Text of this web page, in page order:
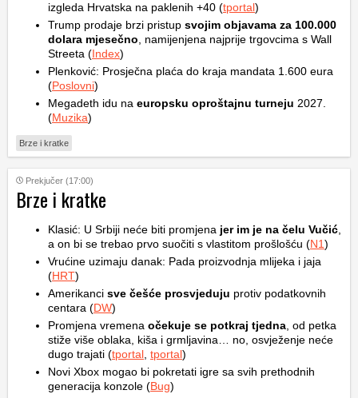
izgleda Hrvatska na paklenih +40 (tportal)
Trump prodaje brzi pristup svojim objavama za 100.000
dolara mjesečno , namijenjena najprije trgovcima s Wall
Streeta (Index)
Plenković: Prosječna plaća do kraja mandata 1.600 eura
(Poslovni)
Megadeth idu na europsku oproštajnu turneju 2027.
(Muzika)
Brze i kratke
Prekjučer (17:00)
Brze i kratke
Klasić: U Srbiji neće biti promjena jer im je na čelu Vučić
a on bi se trebao prvo suočiti s vlastitom prošlošću (N1)
Vrućine uzimaju danak: Pada proizvodnja mlijeka i jaja
(HRT)
Amerikanci sve češće prosvjeduju protiv podatkovnih
centara (DW)
Promjena vremena očekuje se potkraj tjedna , od petka
stiže više oblaka, kiša i grmljavina… no, osvježenje neće
dugo trajati (tportal tportal)
Novi Xbox mogao bi pokretati igre sa svih prethodnih
generacija konzole (Bug)